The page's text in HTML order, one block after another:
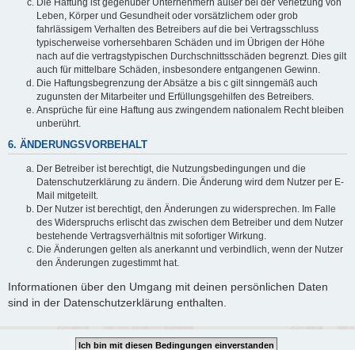
Leben, Körper und Gesundheit oder vorsätzlichem oder grob
fahrlässigem Verhalten des Betreibers auf die bei Vertragsschluss
typischerweise vorhersehbaren Schäden und im Übrigen der Höhe
nach auf die vertragstypischen Durchschnittsschäden begrenzt. Dies gilt
auch für mittelbare Schäden, insbesondere entgangenen Gewinn.
Die Haftungsbegrenzung der Absätze a bis c gilt sinngemäß auch
zugunsten der Mitarbeiter und Erfüllungsgehilfen des Betreibers.
Ansprüche für eine Haftung aus zwingendem nationalem Recht bleiben
unberührt.
6. ÄNDERUNGSVORBEHALT
Der Betreiber ist berechtigt, die Nutzungsbedingungen und die
Datenschutzerklärung zu ändern. Die Änderung wird dem Nutzer per E-
Mail mitgeteilt.
Der Nutzer ist berechtigt, den Änderungen zu widersprechen. Im Falle
des Widerspruchs erlischt das zwischen dem Betreiber und dem Nutzer
bestehende Vertragsverhältnis mit sofortiger Wirkung.
Die Änderungen gelten als anerkannt und verbindlich, wenn der Nutzer
den Änderungen zugestimmt hat.
Informationen über den Umgang mit deinen persönlichen Daten
sind in der Datenschutzerklärung enthalten.